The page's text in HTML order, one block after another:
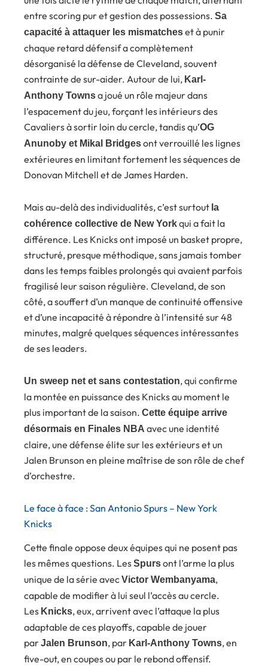
entre scoring pur et gestion des possessions. Sa
capacité à attaquer les mismatcheset à punir
chaque retard défensif a complètement
désorganisé la défense de Cleveland, souvent
contrainte de sur-aider. Autour de lui, Karl-
Anthony Townsa joué un rôle majeur dans
l’espacement du jeu, forçant les intérieurs des
Cavaliers à sortir loin du cercle, tandis qu’OG
Anunoby et Mikal Bridgesont verrouillé les lignes
extérieures en limitant fortement les séquences de
Donovan Mitchell et de James Harden.
Mais au-delà des individualités, c’est surtout la
cohérence collective de New Yorkqui a fait la
différence. Les Knicks ont imposé un basket propre,
structuré, presque méthodique, sans jamais tomber
dans les temps faibles prolongés qui avaient parfois
fragilisé leur saison régulière. Cleveland, de son
côté, a souffert d’un manque de continuité offensive
et d’une incapacité à répondre à l’intensité sur 48
minutes, malgré quelques séquences intéressantes
de ses leaders.
Un sweep net et sans contestation, qui confirme
la montée en puissance des Knicks au moment le
plus important de la saison. Cette équipe arrive
désormais en Finales NBA avec une identité
claire, une défense élite sur les extérieurs et un
Jalen Brunson en pleine maîtrise de son rôle de chef
d’orchestre.
Le face à face : San Antonio Spurs – New York
Knicks
Cette finale oppose deux équipes qui ne posent pas
les mêmes questions. LesSpursont l’arme la plus
unique de la série avecVictor Wembanyama,
capable de modifier à lui seul l’accès au cercle.
Les Knicks, eux, arrivent avec l’attaque la plus
adaptable de ces playoffs, capable de jouer
parJalen Brunson, par Karl-Anthony Towns, en
five-out, en coupes ou par le rebond offensif.